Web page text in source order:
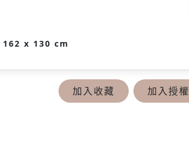
162 x 130 cm
加入收藏 加入授權